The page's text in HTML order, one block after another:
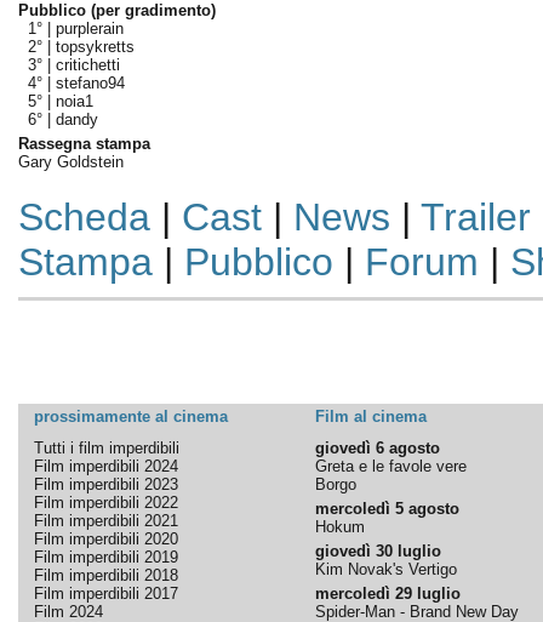
Pubblico (per gradimento)
1° | purplerain
2° | topsykretts
3° | critichetti
4° | stefano94
5° | noia1
6° | dandy
Rassegna stampa
Gary Goldstein
Scheda| Cast| News | Trailer
Stampa| Pubblico | Forum |
prossimamente al cinema
Film al cinema
Tutti i film imperdibili
Film imperdibili 2024
Film imperdibili 2023
Film imperdibili 2022
Film imperdibili 2021
Film imperdibili 2020
Film imperdibili 2019
Film imperdibili 2018
Film imperdibili 2017
Film 2024
giovedì 6 agosto
Greta e le favole vere
Borgo
mercoledì 5 agosto
Hokum
giovedì 30 luglio
Kim Novak's Vertigo
mercoledì 29 luglio
Spider-Man - Brand New Day